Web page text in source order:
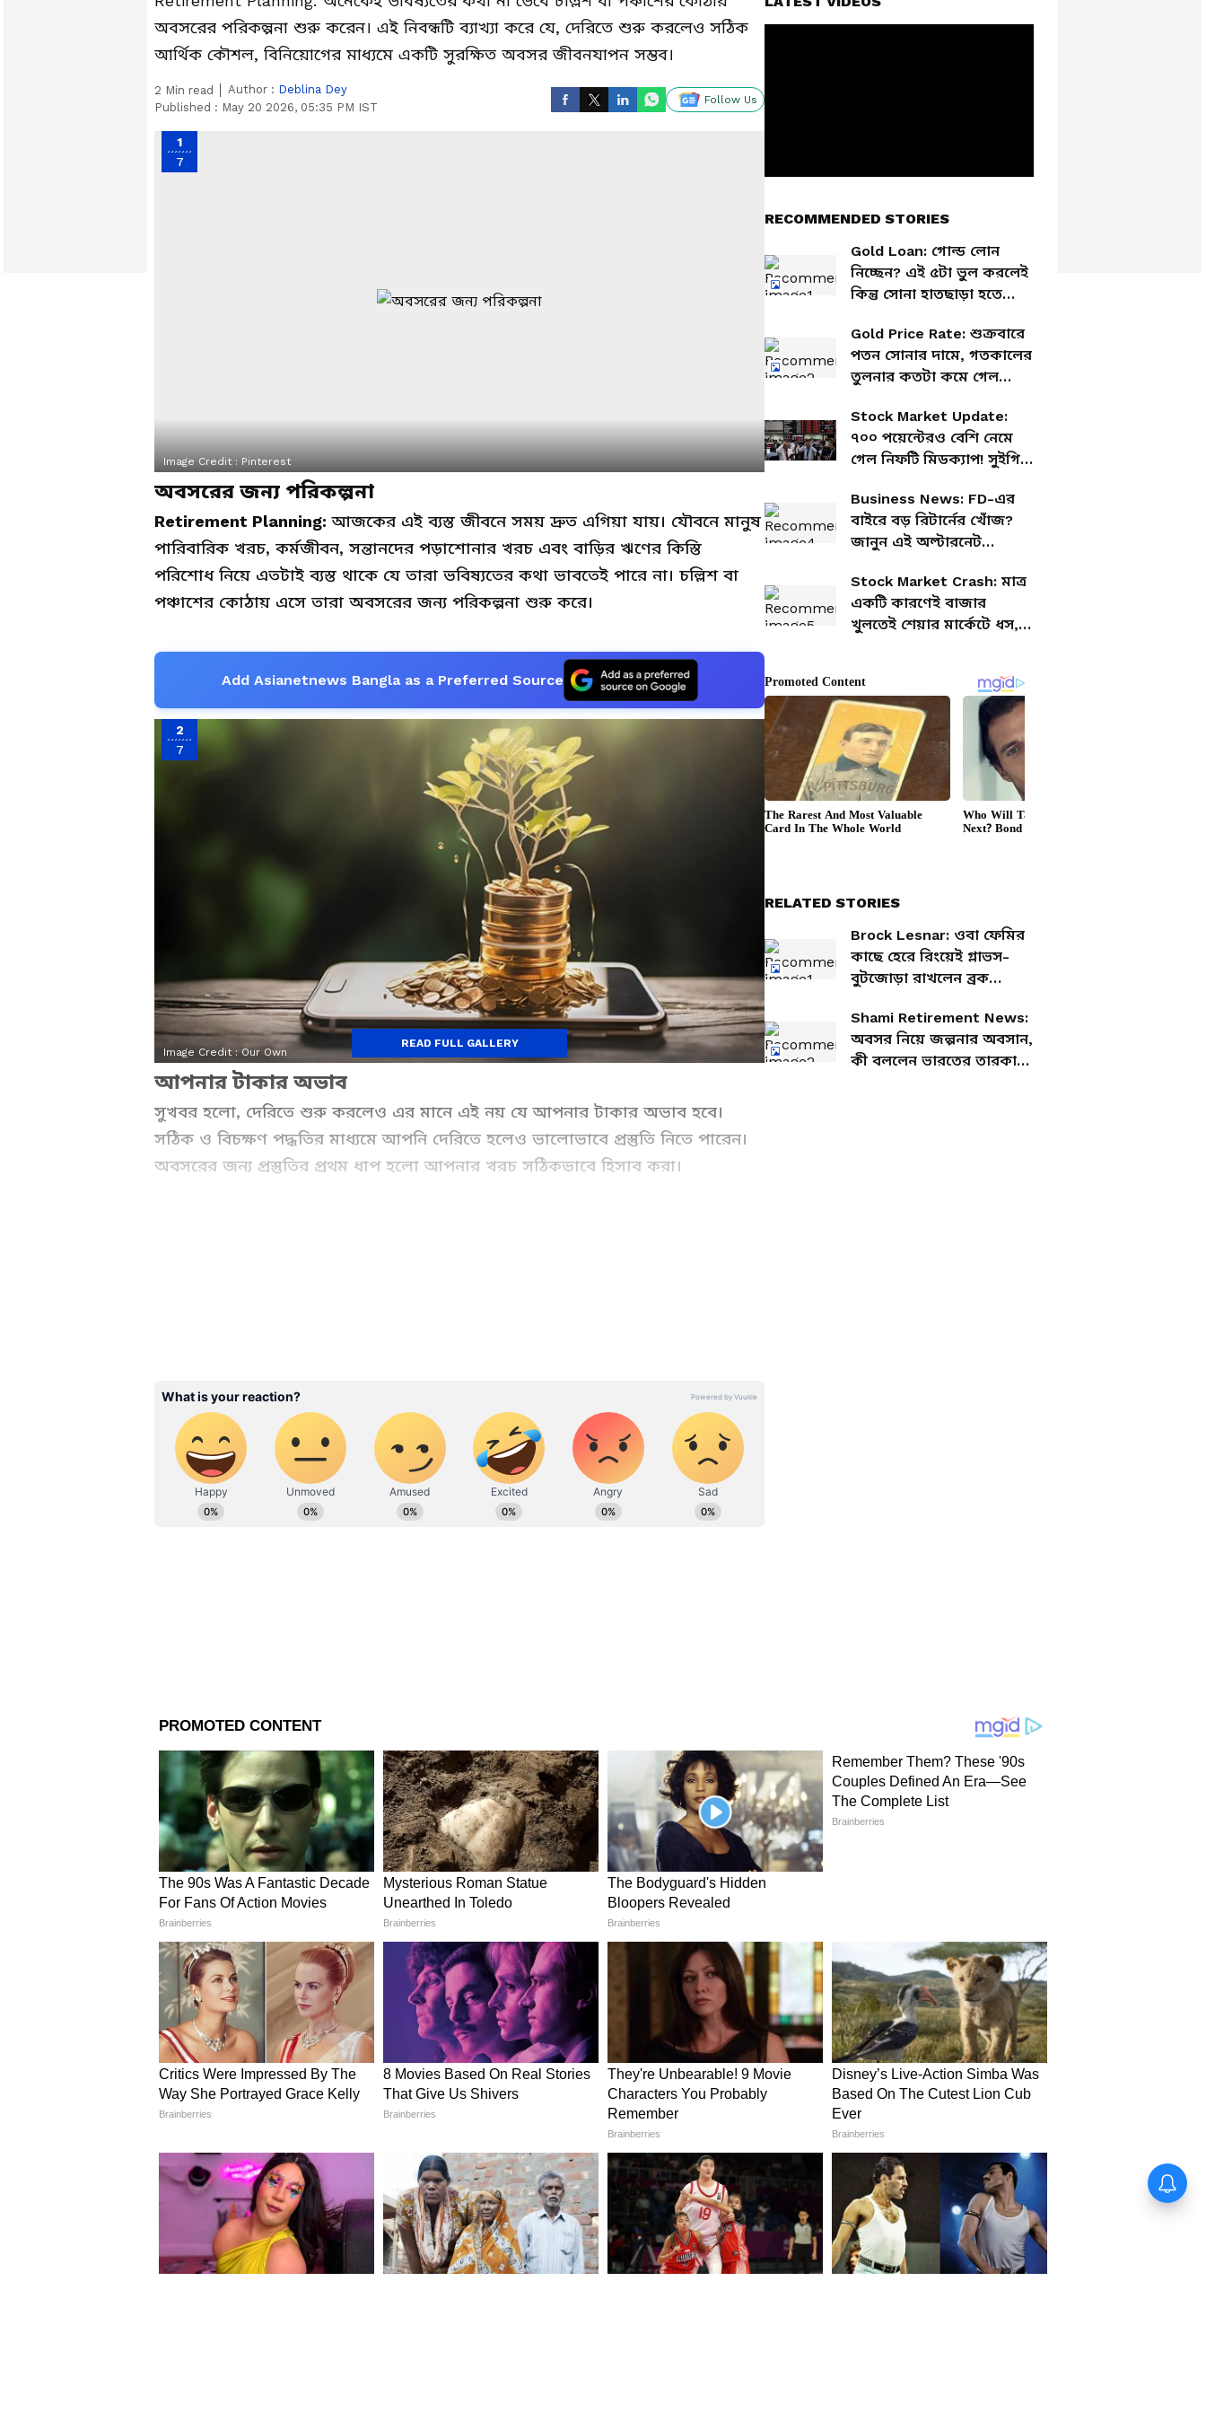
অবসরের পরিকল্পনা শুরু করেন। এই নিবন্ধটি ব্যাখ্যা করে যে, দেরিতে শুরু করলেও সঠিক
আর্থিক কৌশল, বিনিয়োগের মাধ্যমে একটি সুরক্ষিত অবসর জীবনযাপন সম্ভব।
2 Min read Author : Deblina Dey
Published : May 20 2026, 05:35 PM IST
Follow Us
1
7
Image Credit : Pinterest
অবসরের জন্য পরিকল্পনা
Retirement Planning: আজকের এই ব্যস্ত জীবনে সময় দ্রুত এগিয়া যায়। যৌবনে মানুষ
পারিবারিক খরচ, কর্মজীবন, সন্তানদের পড়াশোনার খরচ এবং বাড়ির ঋণের কিস্তি
পরিশোধ নিয়ে এতটাই ব্যস্ত থাকে যে তারা ভবিষ্যতের কথা ভাবতেই পারে না। চল্লিশ বা
পঞ্চাশের কোঠায় এসে তারা অবসরের জন্য পরিকল্পনা শুরু করে।
Add Asianetnews Bangla as a Preferred Source
2
7
Image Credit :Our Own
আপনার টাকার অভাব
সুখবর হলো, দেরিতে শুরু করলেও এর মানে এই নয় যে আপনার টাকার অভাব হবে।
সঠিক ও বিচক্ষণ পদ্ধতির মাধ্যমে আপনি দেরিতে হলেও ভালোভাবে প্রস্তুতি নিতে পারেন।
অবসরের জন্য প্রস্তুতির প্রথম ধাপ হলো আপনার খরচ সঠিকভাবে হিসাব করা।
Image Credit :Our Own
আবাসন খরচ
ক্রমবর্ধমান মুদ্রাস্ফীতি এবং অসুস্থতা বা চিকিৎসার খরচ আপনার ব্যয় বাড়িয়ে দিতে পারে।
মানুষ প্রায়শই নিম্নলিখিত বিষয়গুলির উপর ভিত্তি করে তাদের খরচ হিসাব করে:
আবাসন খরচ
খাবার ও পানীয়ের খরচ
বিদ্যুৎ, জল এবং অন্যান্য বিল (ইউটিলিটি)
বীমা পলিসির প্রিমিয়াম
ছুটির পরিকল্পনা
চিকিৎসা ও চিকিৎসার খরচ।
READ FULL GALLERY
RECOMMENDED STORIES
Gold Loan: গোল্ড লোন
নিচ্ছেন? এই ৫টা ভুল করলেই
কিন্তু সোনা হাতছাড়া হতে
Gold Price Rate: শুক্রবারে
পতন সোনার দামে, গতকালের
তুলনার কতটা কমে গেল
সোনার রেট
Stock Market Update:
৭০০ পয়েন্টেরও বেশি নেমে
গেল নিফটি মিডক্যাপ! সুইগির
Business News: FD-এর
বাইরে বড় রিটার্নের খোঁজ?
জানুন এই অল্টারনেট
ঝুঁকিপূর্ণ
Stock Market Crash: মাত্র
একটি কারণেই বাজার
খুলতেই শেয়ার মার্কেটে ধস,
RELATED STORIES
Brock Lesnar: ওবা ফেমির
কাছে হেরে রিংয়েই গ্লাভস-
বুটজোড়া রাখলেন ব্রক
Shami Retirement News:
অবসর নিয়ে জল্পনার অবসান,
কী বললেন ভারতের তারকা
National Handloom Day: 'ফ্রেন্ডশিপ
ডের মতো হ্যান্ডলুম ডে-ও পালন করুন', যুব
সমাজকে বার্তা মোদীর